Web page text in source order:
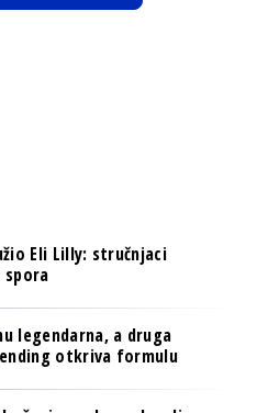
Eli Lilly: stručnjaci
legendarna, a druga
otkriva formulu